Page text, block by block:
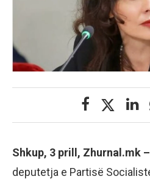
Shkup, 3 prill, Zhurnal.mk –
deputetja e Partisë